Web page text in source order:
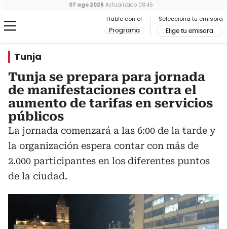
Hable con el
Programa
Selecciona tu emisora
Elige tu emisora
07 ago 2026 Actualizado 08:45
Tunja
Tunja se prepara para jornada
de manifestaciones contra el
aumento de tarifas en servicios
públicos
La jornada comenzará a las 6:00 de la tarde y
la organización espera contar con más de
2.000 participantes en los diferentes puntos
de la ciudad.